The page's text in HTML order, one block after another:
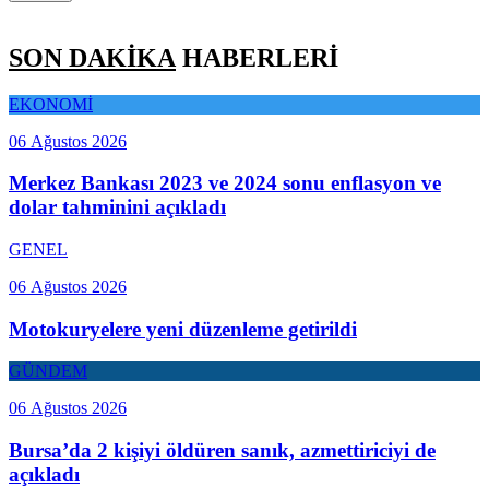
SON DAKİKA HABERLERİ
EKONOMİ
06 Ağustos 2026
Merkez Bankası 2023 ve 2024 sonu enflasyon ve
dolar tahminini açıkladı
GENEL
06 Ağustos 2026
Motokuryelere yeni düzenleme getirildi
GÜNDEM
06 Ağustos 2026
Bursa’da 2 kişiyi öldüren sanık, azmettiriciyi de
açıkladı